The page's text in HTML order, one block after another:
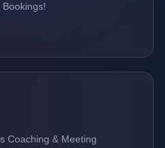
Coaching & Meeting